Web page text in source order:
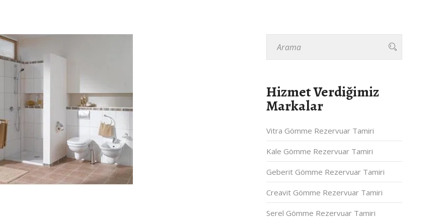
Hizmet Verdiğimiz
Markalar
Vitra Gömme Rezervuar Tamiri
Kale Gömme Rezervuar Tamiri
Geberit Gömme Rezervuar Tamiri
Creavit Gömme Rezervuar Tamiri
Serel Gömme Rezervuar Tamiri